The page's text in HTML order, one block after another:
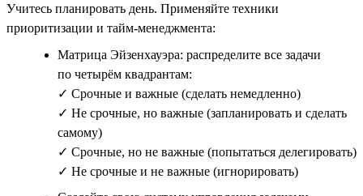
Учитесь планировать день. Применяйте техники
приоритизации и тайм-менеджмента:
Матрица Эйзенхауэра: распределите все задачи
по четырём квадрантам:
✓ Срочные и важные (сделать немедленно)
✓ Не срочные, но важные (запланировать и сделать
самому)
✓ Срочные, но не важные (попытаться делегировать)
✓ Не срочные и не важные (игнорировать)